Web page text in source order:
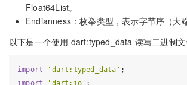
Float64List。
Endianness：枚举类型，表示字节序（大
以下是一个使用 dart:typed_data 读写二进制文
import 'dart:typed_data'